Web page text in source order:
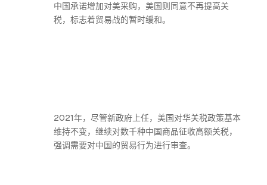
中国承诺增加对美采购，美国则同意不再提高关
税，标志着贸易战的暂时缓和。
2021年，尽管新政府上任，美国对华关税政策基本
维持不变，继续对数千种中国商品征收高额关税，
强调需要对中国的贸易行为进行审查。